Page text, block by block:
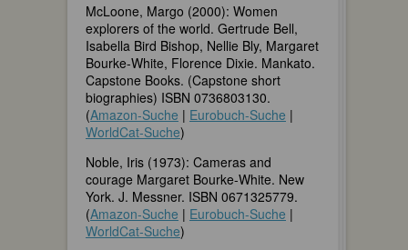
McLoone, Margo (2000): Women
explorers of the world. Gertrude Bell,
Isabella Bird Bishop, Nellie Bly, Margaret
Bourke-White, Florence Dixie. Mankato.
Capstone Books. (Capstone short
biographies) ISBN 0736803130.
(Amazon-Suche | Eurobuch-Suche |
WorldCat-Suche)
Noble, Iris (1973): Cameras and
courage Margaret Bourke-White. New
York. J. Messner. ISBN 0671325779.
(Amazon-Suche | Eurobuch-Suche |
WorldCat-Suche)